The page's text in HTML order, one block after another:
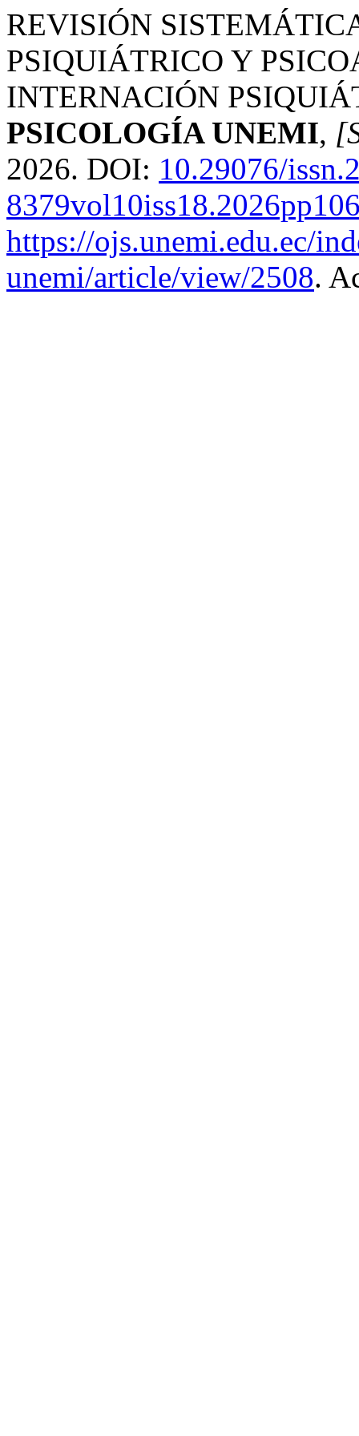
REVISIÓN
PSIQUIÁTRICO Y
INTERNACIÓN
PSICOLOGÍA UNEMI,
2026. DOI: 10.29076/
https://ojs.unemi.edu.ec/
unemi/article/view/2508.